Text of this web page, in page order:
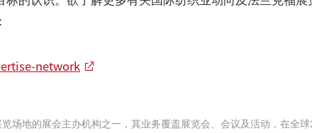
network
场地的展会主办机构之一，其业务覆盖展览会、会议及活动，在全球